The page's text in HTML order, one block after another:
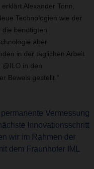
Alexander Tonn,
Technologien wie der
die benötigten
aber
in der täglichen Arbeit
in den
Beweis gestellt.“
Vermessung
Innovationsschritt
wir im Rahmen der
dem Fraunhofer IML